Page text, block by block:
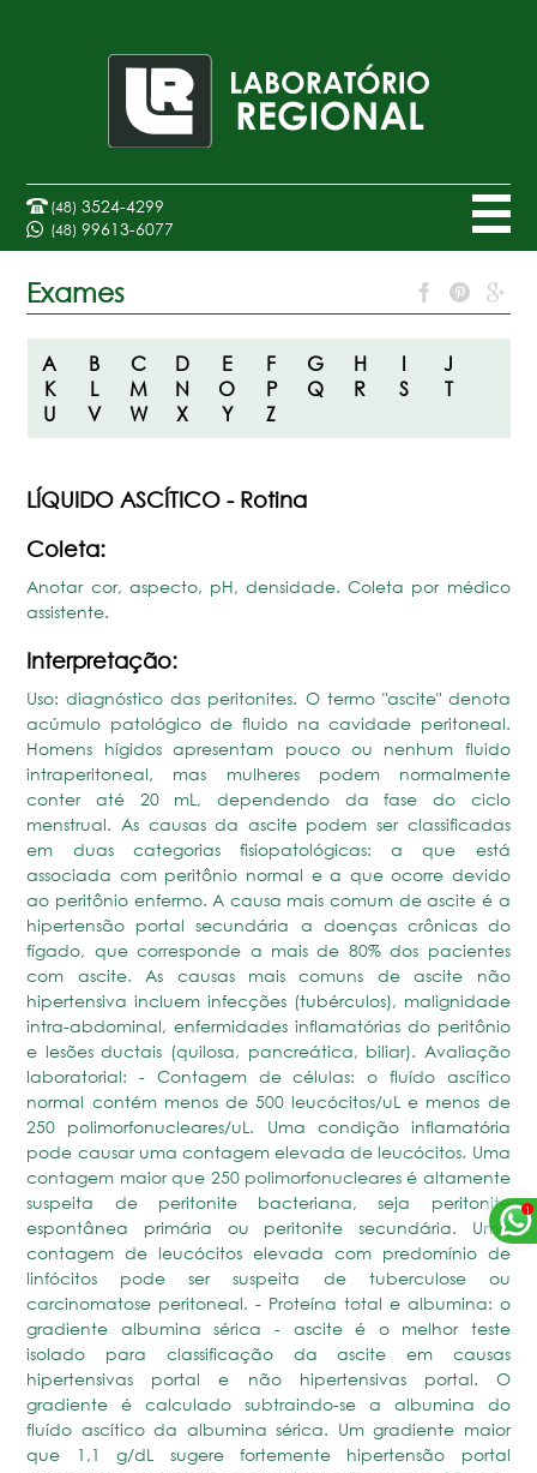
(48) 3524-4299
(48) 99613-6077
Exames
A B C D E F G H I
J
K
L M N O P Q R S
T
U
V W X Y Z
LÍQUIDO ASCÍTICO - Rotina
Coleta:
Anotar cor, aspecto, pH, densidade. Coleta por médico
assistente.
Interpretação:
Uso: diagnóstico das peritonites. O termo "ascite" denota
acúmulo patológico de fluido na cavidade peritoneal.
Homens hígidos apresentam pouco ou nenhum fluido
intraperitoneal, mas mulheres podem normalmente
conter até 20 mL, dependendo da fase do ciclo
menstrual. As causas da ascite podem ser classificadas
em duas categorias fisiopatológicas: a que está
associada com peritônio normal e a que ocorre devido
ao peritônio enfermo. A causa mais comum de ascite é a
hipertensão portal secundária a doenças crônicas do
fígado, que corresponde a mais de 80% dos pacientes
com ascite. As causas mais comuns de ascite não
hipertensiva incluem infecções (tubérculos), malignidade
intra-abdominal, enfermidades inflamatórias do peritônio
e lesões ductais (quilosa, pancreática, biliar). Avaliação
laboratorial: - Contagem de células: o fluído ascítico
normal contém menos de 500 leucócitos/uL e menos de
250 polimorfonucleares/uL. Uma condição inflamatória
pode causar uma contagem elevada de leucócitos. Uma
contagem maior que 250 polimorfonucleares é altamente
suspeita de peritonite bacteriana, seja peritonite
espontânea primária ou peritonite secundária. Uma
contagem de leucócitos elevada com predomínio de
linfócitos pode ser suspeita de tuberculose ou
carcinomatose peritoneal. - Proteína total e albumina: o
gradiente albumina sérica - ascite é o melhor teste
isolado para classificação da ascite em causas
hipertensivas portal e não hipertensivas portal. O
gradiente é calculado subtraindo-se a albumina do
fluído ascítico da albumina sérica. Um gradiente maior
que 1,1 g/dL sugere fortemente hipertensão portal